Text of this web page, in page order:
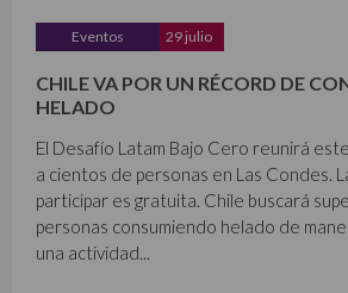
Eventos 29 julio
CHILE VA POR UN RÉCORD DE
HELADO
El Desafío Latam Bajo Cero reunirá
a cientos de personas en Las Condes.
participar es gratuita. Chile buscará
personas consumiendo helado de
una actividad...